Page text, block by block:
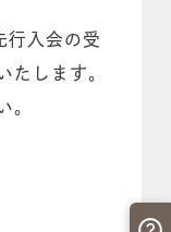
行入会の受
たします。
。